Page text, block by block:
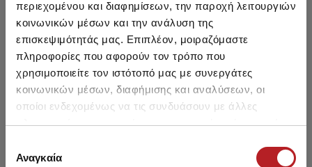
περιεχομένου και διαφημίσεων, την παροχή λειτουργιών
κοινωνικών μέσων και την ανάλυση της
επισκεψιμότητάς μας. Επιπλέον, μοιραζόμαστε
πληροφορίες που αφορούν τον τρόπο που
χρησιμοποιείτε τον ιστότοπό μας με συνεργάτες
κοινωνικών μέσων, διαφήμισης και αναλύσεων, οι
οποίοι ενδεχομένως να τις συνδυάσουν με άλλες
πληροφορίες που τους έχετε παραχωρήσει ή τις οποίες
των υπηρεσιών τους.
συγκατάθεσης
Αναγκαία
Fimelle TENCEL™ Modal
Γυναικείο Brazil Invisible
Σλιπ 2τμχ
Fimelle TENCEL™ Modal
Γυναικείο Brazil Invisible
Σλιπ 2τμχ